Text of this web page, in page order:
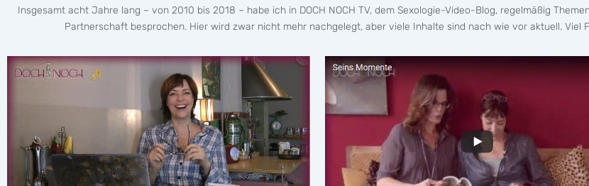
Insgesamt acht Jahre lang – von 2010 bis 2018 – habe ich in DOCH NOCH TV, dem Sexologie-Video-Blog, regelmäßig
Partnerschaft besprochen. Hier wird zwar nicht mehr nachgelegt, aber viele Inhalte sind nach wie vor aktuell. Viel